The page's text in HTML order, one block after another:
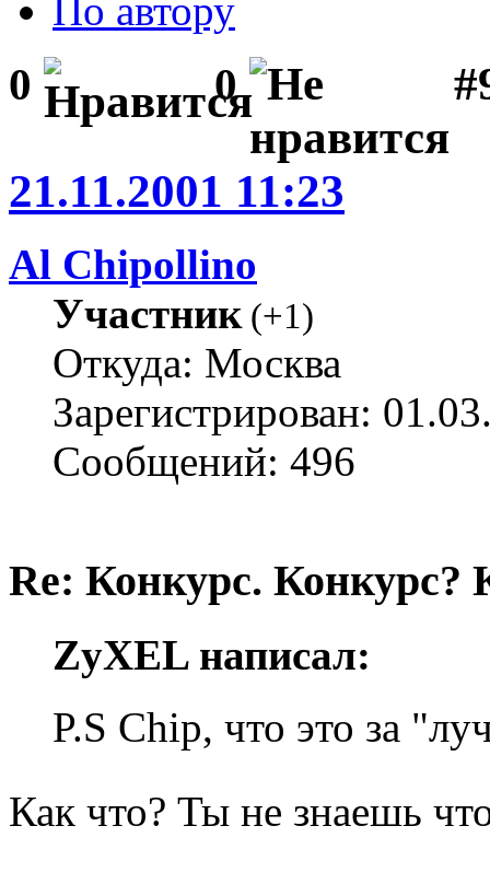
По автору
0 0
21.11.2001 11:23
Al Chipollino
Участник(+1)
Откуда: Москва
Зарегистрирован:
Сообщений: 496
Re: Конкурс. Конкурс?
ZyXEL написал:
P.S Chip, что это за
Как что? Ты не знаешь